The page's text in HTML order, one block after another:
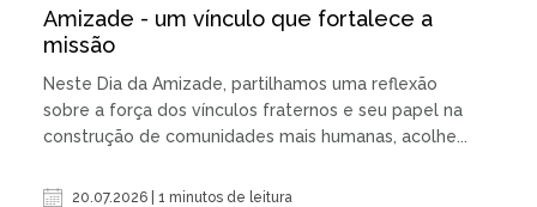
Amizade - um vínculo que fortalece a
missão
Neste Dia da Amizade, partilhamos uma reflexão
sobre a força dos vínculos fraternos e seu papel na
construção de comunidades mais humanas, acolhe...
20.07.2026 | 1 minutos de leitura